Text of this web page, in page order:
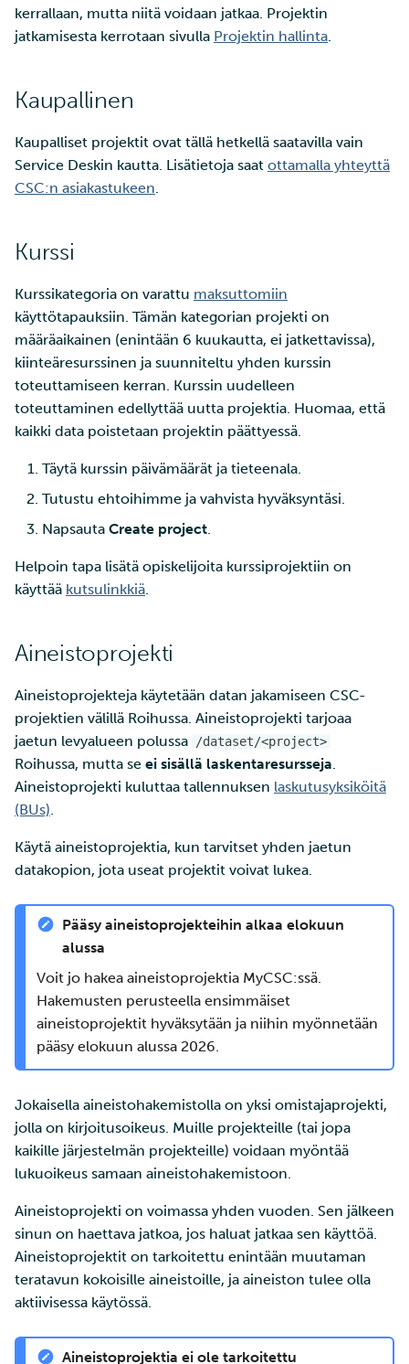
kerrallaan, mutta niitä voidaan jatkaa. Projektin
jatkamisesta kerrotaan sivulla Projektin hallinta
Kaupallinen
Kaupalliset projektit ovat tällä hetkellä saatavilla vain
Service Deskin kautta. Lisätietoja saat ottamalla yhteyttä
CSC:n asiakastukeen
Kurssi
Kurssikategoria on varattu maksuttomiin
käyttötapauksiin. Tämän kategorian projekti on
määräaikainen (enintään 6 kuukautta, ei jatkettavissa),
kiinteäresurssinen ja suunniteltu yhden kurssin
toteuttamiseen kerran. Kurssin uudelleen
toteuttaminen edellyttää uutta projektia. Huomaa, että
kaikki data poistetaan projektin päättyessä.
Täytä kurssin päivämäärät ja tieteenala.
Tutustu ehtoihimme ja vahvista hyväksyntäsi.
Napsauta Create project
Helpoin tapa lisätä opiskelijoita kurssiprojektiin on
käyttää kutsulinkkiä
Aineistoprojekti
Aineistoprojekteja käytetään datan jakamiseen CSC-
projektien välillä Roihussa. Aineistoprojekti tarjoaa
jaetun levyalueen polussa
/dataset/<project>
Roihussa, mutta se ei sisällä laskentaresursseja
Aineistoprojekti kuluttaa tallennuksen laskutusyksiköitä
(BUs)
Käytä aineistoprojektia, kun tarvitset yhden jaetun
datakopion, jota useat projektit voivat lukea.
Pääsy aineistoprojekteihin alkaa elokuun
alussa
Voit jo hakea aineistoprojektia MyCSC:ssä.
Hakemusten perusteella ensimmäiset
aineistoprojektit hyväksytään ja niihin myönnetään
pääsy elokuun alussa 2026.
Jokaisella aineistohakemistolla on yksi omistajaprojekti,
jolla on kirjoitusoikeus. Muille projekteille (tai jopa
kaikille järjestelmän projekteille) voidaan myöntää
lukuoikeus samaan aineistohakemistoon.
Aineistoprojekti on voimassa yhden vuoden. Sen jälkeen
sinun on haettava jatkoa, jos haluat jatkaa sen käyttöä.
Aineistoprojektit on tarkoitettu enintään muutaman
teratavun kokoisille aineistoille, ja aineiston tulee olla
aktiivisessa käytössä.
Aineistoprojektia ei ole tarkoitettu